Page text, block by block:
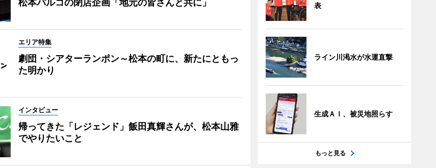
松本パルコの閉店企画「地元の皆さんと共に」
エリア特集
劇団・シアターランポン～松本の町に、新たにともっ
た明かり
インタビュー
帰ってきた「レジェンド」飯田真輝さんが、松本山雅
でやりたいこと
表
ライン川渇水が水運直撃
生成ＡＩ、被災地照らす
もっと見る